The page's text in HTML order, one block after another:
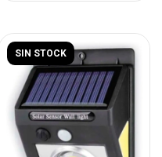
SIN STOCK